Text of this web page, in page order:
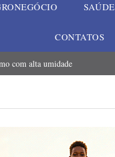
SAÚDE
CONTATOS
com alta umidade